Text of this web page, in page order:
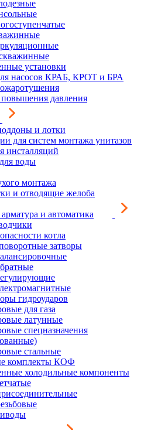
установки
насосов КРАБ, КРОТ и БРА
повышения давления
и лотки
для систем монтажа унитазов
инсталляций
воды
монтажа
и отводящие желоба
и автоматика
котла
затворы
гидроударов
для газа
латунные
спецназначения
стальные
комплекты КОФ
холодильные компоненты